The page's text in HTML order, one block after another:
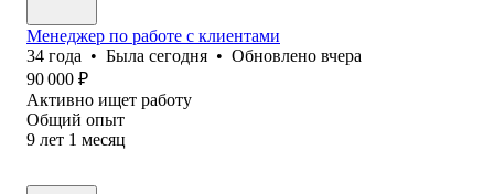
Менеджер по работе с клиентами
34 года • Была сегодня • Обновлено вчера
90 000 ₽
Активно ищет работу
Общий опыт
9 лет 1 месяц